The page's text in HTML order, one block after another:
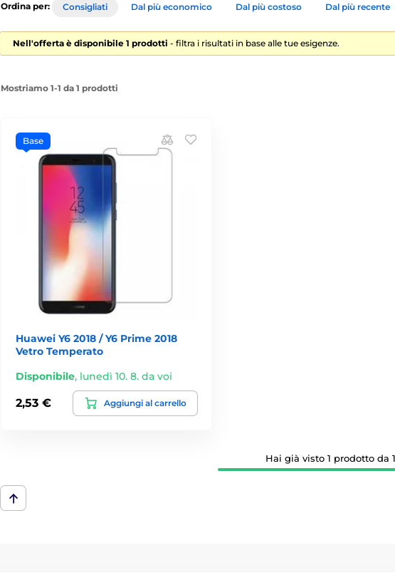
Ordina per: Consigliati Dal più economico Dal più costoso Dal più recente
Nell'offerta è disponibile 1 prodotti - filtra i risultati in base alle tue esigenze.
Mostriamo 1-1 da 1 prodotti
Base
Huawei Y6 2018 / Y6 Prime 2018
Vetro Temperato
Disponibile, lunedì 10. 8. da voi
2,53 € Aggiungi al carrello
Hai già visto 1 prodotto da